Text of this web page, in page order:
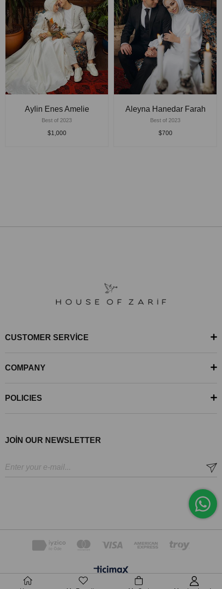
Aylin Enes Amelie
Best of 2023
$1,000
Aleyna Hanedar Farah
Best of 2023
$700
CUSTOMER SERVİCE
COMPANY
POLICIES
JOİN OUR NEWSLETTER